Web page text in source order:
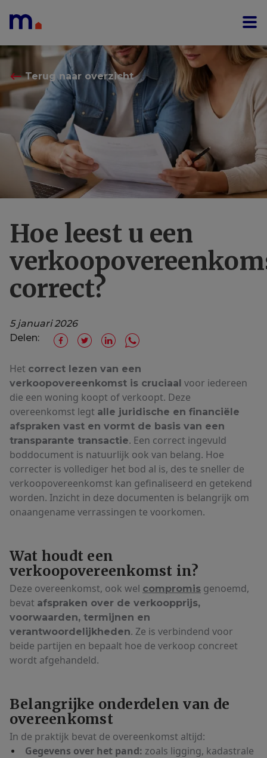
⟵Terug naar overzicht
Hoe leest u een
correct?
5 januari 2026
Delen:
Het correct lezen van een
verkoopovereenkomst is cruciaal voor iedereen
die een woning koopt of verkoopt. Deze
overeenkomst legt alle juridische en financiële
afspraken vast en vormt de basis van een
transparante transactie. Een correct ingevuld
boddocument is natuurlijk ook van belang. Hoe
correcter is vollediger het bod al is, des te sneller de
verkoopovereenkomst kan gefinaliseerd en getekend
worden. Inzicht in deze documenten is belangrijk om
onaangename verrassingen te voorkomen.
Wat houdt een
verkoopovereenkomst in?
Deze overeenkomst, ook wel compromis genoemd,
bevat afspraken over de verkoopprijs,
voorwaarden, termijnen en
verantwoordelijkheden. Ze is verbindend voor
beide partijen en bepaalt hoe de verkoop concreet
wordt afgehandeld.
Belangrijke onderdelen van de
overeenkomst
In de praktijk bevat de overeenkomst altijd:
Gegevens over het pand: zoals ligging, kadastrale